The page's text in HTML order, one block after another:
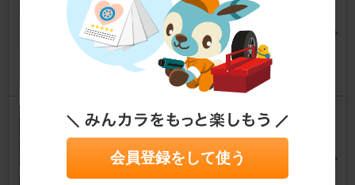
wami
ロードスター
ほたる2さん
16
Skid Nation MX-5 Standard C
ロードスター [NB]
会員登録をして使う